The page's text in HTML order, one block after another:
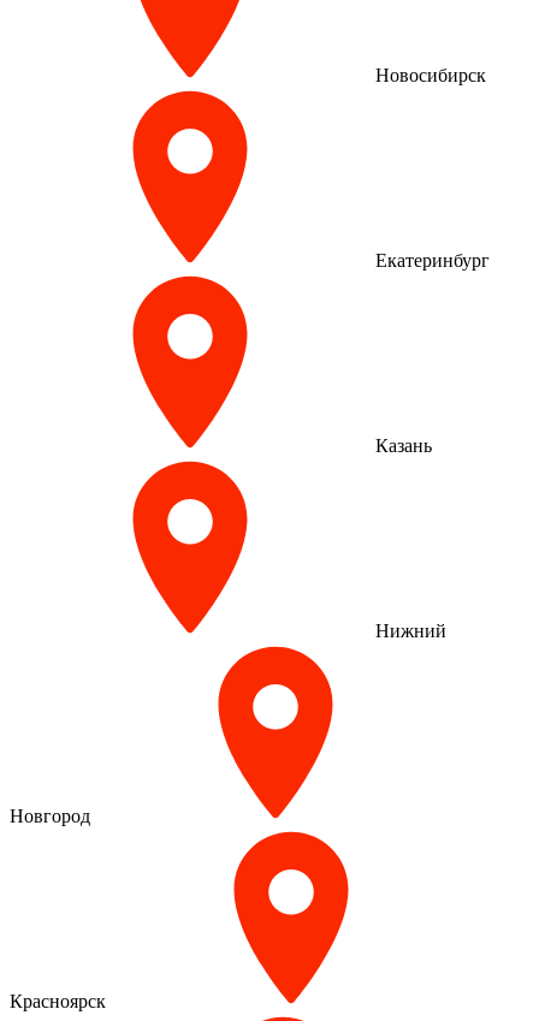
Новосибирск
Екатеринбург
Казань
Нижний
Новгород
Красноярск